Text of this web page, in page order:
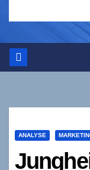
ANALYSE